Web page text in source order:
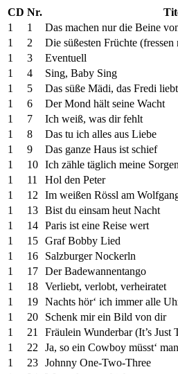
CD Nr.
1
1
Das machen nur die Beine
1
2
Die süßesten Früchte
1
3
Eventuell
1
4
Sing, Baby Sing
1
5
Das süße Mädi, das Fredi liebt
1
6
Der Mond hält seine Wacht
1
7
Ich weiß, was dir fehlt
1
8
Das tu ich alles aus Liebe
1
9
Das ganze Haus ist schief
1
10 Ich zähle täglich meine Sorgen
1
11
Hol den Peter
1
12
Im weißen Rössl am
1
13 Bist du einsam heut Nacht
1
14 Paris ist eine Reise wert
1
15 Graf Bobby Lied
1
16
Salzburger Nockerln
1
17 Der Badewannentango
1
18 Verliebt, verlobt, verheiratet
1
19 Nachts hör‘ ich immer alle
1
20
Schenk mir ein Bild von dir
1
21
Fräulein Wunderbar (It’s Just
1
22
Ja, so ein Cowboy müsst‘
1
23 Johnny One-Two-Three